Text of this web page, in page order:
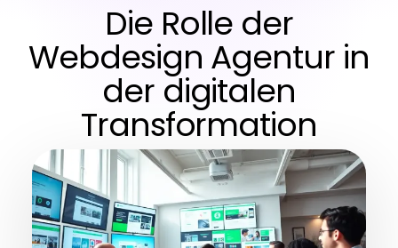
Die Rolle der
Webdesign Agentur in
der digitalen
Transformation